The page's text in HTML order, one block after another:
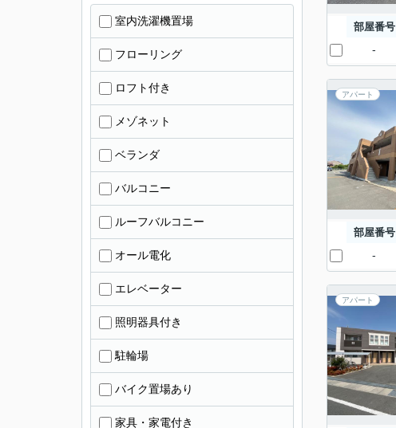
部屋番号
-
アパート
部屋番号
-
アパート
室内洗濯機置場
フローリング
ロフト付き
メゾネット
ベランダ
バルコニー
ルーフバルコニー
オール電化
エレベーター
照明器具付き
駐輪場
バイク置場あり
家具・家電付き